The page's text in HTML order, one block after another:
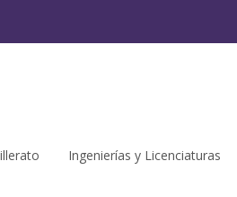
Ingenierías y Licenciaturas
en el curso para ver este contenido!